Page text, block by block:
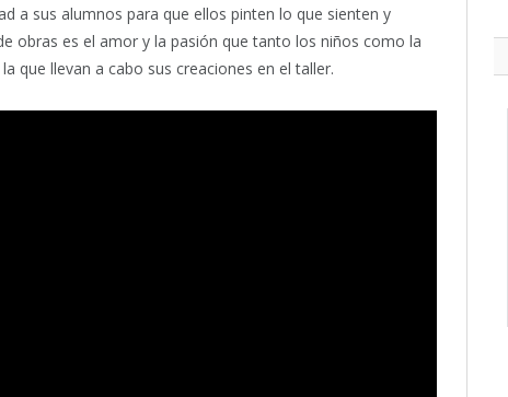
a sus alumnos para que ellos pinten lo que sienten y
obras es el amor y la pasión que tanto los niños como la
que llevan a cabo sus creaciones en el taller.